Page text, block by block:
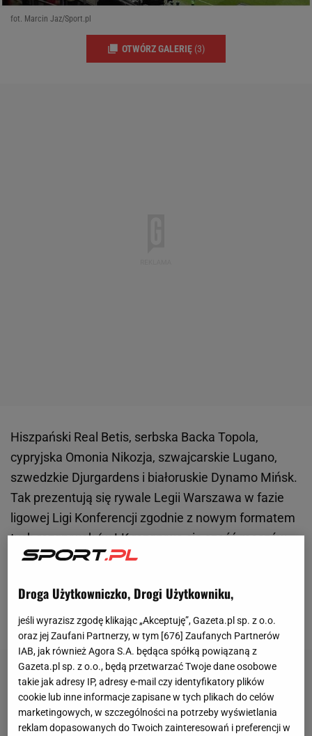
fot. Marcin Jaz/Sport.pl
OTWÓRZ GALERIĘ (3)
Hiszpański Real Betis, serbska Backa Topola,
cypryjska Omonia Nikozja, szwajcarskie Lugano,
szwedzkie Djurgardens i białoruskie Dynamo Mińsk.
Tak prezentują się rywale Legii Warszawa w fazie
ligowej Ligi Konferencji zgodnie z nowym formatem
tych rozgrywek (w LK rozgrywa się sześćmeczów
ligowych, a nie osiem jak w Lidze Europy oraz
Lugano, Betisem oraz Dynamem Mińsk i to właśnie
ten trzeci mecz wzbudza sporo emocji.
Droga Użytkowniczko, Drogi Użytkowniku,
jeśli wyrazisz zgodę klikając „Akceptuję”, Gazeta.pl sp. z o.o.
oraz jej Zaufani Partnerzy, w tym [676] Zaufanych Partnerów
IAB, jak również Agora S.A. będąca spółką powiązaną z
Gazeta.pl sp. z o.o., będą przetwarzać Twoje dane osobowe
takie jak adresy IP, adresy e-mail czy identyfikatory plików
cookie lub inne informacje zapisane w tych plikach do celów
marketingowych, w szczególności na potrzeby wyświetlania
reklam dopasowanych do Twoich zainteresowań i preferencji w